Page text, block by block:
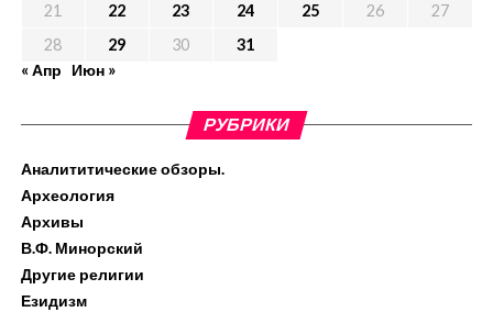
21
22 23 24 25 26
27
28
29 30
31
« Апр
Июн »
РУБРИКИ
Аналититические обзоры.
Археология
Архивы
В.Ф. Минорский
Другие религии
Езидизм